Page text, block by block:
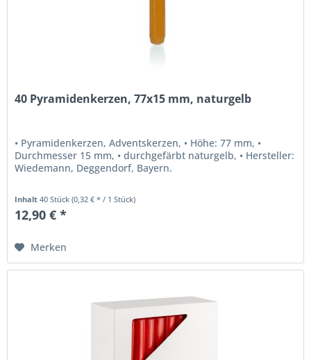
40 Pyramidenkerzen, 77x15 mm, naturgelb
• Pyramidenkerzen, Adventskerzen, • Höhe: 77 mm, •
Durchmesser 15 mm, • durchgefärbt naturgelb, • Hersteller:
Wiedemann, Deggendorf, Bayern.
Inhalt40 Stück(0,32 € * / 1 Stück)
12,90 € *
Merken